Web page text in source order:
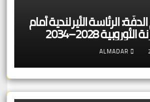
الرئاسة الأيرلندية أمام
2028–2034
ALMADAR